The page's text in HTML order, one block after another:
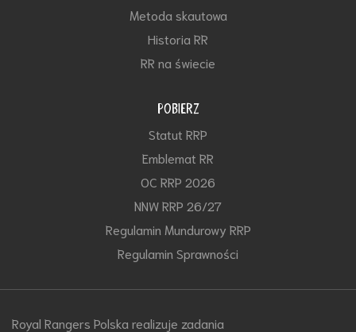
Metoda skautowa
Historia RR
RR na świecie
POBIERZ
Statut RRP
Emblemat RR
OC RRP 2026
NNW RRP 26/27
Regulamin Mundurowy RRP
Regulamin Sprawności
Royal Rangers Polska realizuje zadania